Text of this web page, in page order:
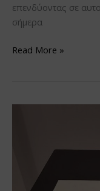
επενδύοντας σε
σήμερα
Read More »
εταιρεία